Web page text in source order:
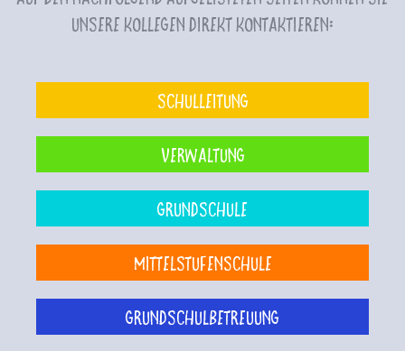
unsere Kollegen direkt kontaktieren:
Schulleitung
Verwaltung
Grundschule
Mittelstufenschule
Grundschulbetreuung